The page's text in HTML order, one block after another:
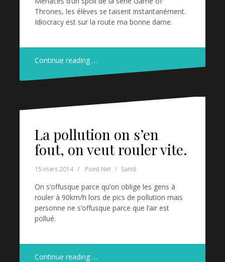
Thrones, les élèves se taisent instantanément.
Idiocracy est sur la route ma bonne dame.
Continue reading …
La pollution on s’en
fout, on veut rouler vite.
15 mars 2014 Point Net Santé
On s’offusque parce qu’on oblige les gens à
rouler à 90km/h lors de pics de pollution mais
personne ne s’offusque parce que l’air est
pollué.
Continue reading …